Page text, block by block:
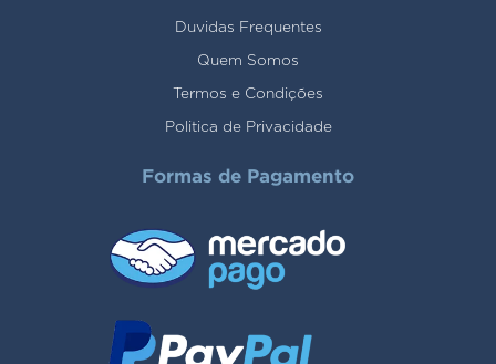
Duvidas Frequentes
Quem Somos
Termos e Condições
Politica de Privacidade
Formas de Pagamento